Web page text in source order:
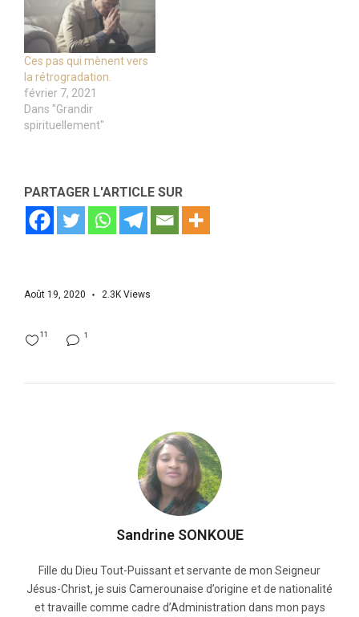
Ces pas qui mènent vers
la rétrogradation.
février 7, 2021
Dans "Grandir
spirituellement"
PARTAGER L'ARTICLE SUR
Août 19, 2020 2.3K Views
1
11
Sandrine SONKOUE
Fille du Dieu Tout-Puissant et servante de mon Seigneur
Jésus-Christ, je suis Camerounaise d’origine et de nationalité
et travaille comme cadre d’Administration dans mon pays